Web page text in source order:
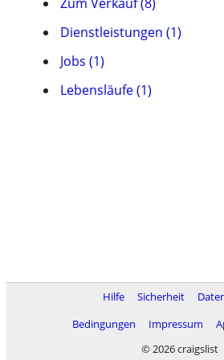
Dienstleistungen (1)
Jobs (1)
Lebensläufe (1)
Hilfe Sicherheit
Bedingungen
Impressum
© 2026 craigslist